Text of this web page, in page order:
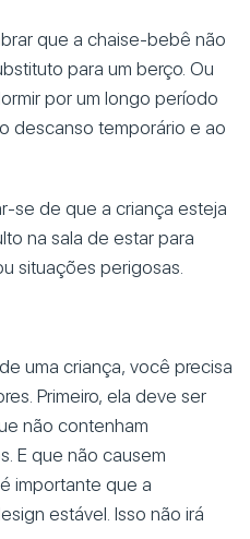
que a chaise-bebê não
para um berço. Ou
por um longo período
descanso temporário e ao
se de que a criança esteja
na sala de estar para
situações perigosas.
uma criança, você precisa
Primeiro, ela deve ser
não contenham
E que não causem
importante que a
estável. Isso não irá